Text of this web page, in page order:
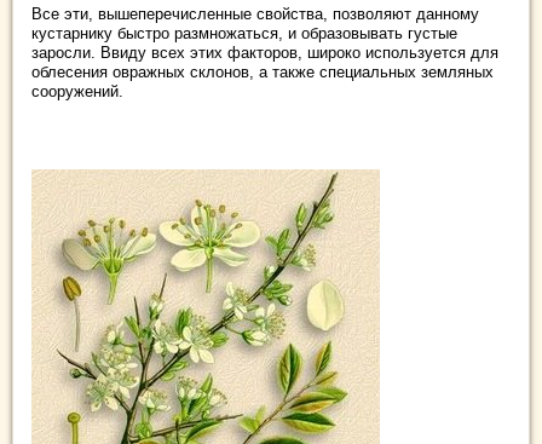
Все эти, вышеперечисленные свойства, позволяют данному
кустарнику быстро размножаться, и образовывать густые
заросли. Ввиду всех этих факторов, широко используется для
облесения овражных склонов, а также специальных земляных
сооружений.